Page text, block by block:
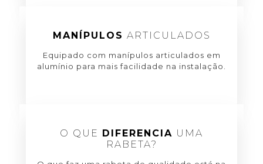
MANÍPULOS ARTICULADOS
Equipado com manípulos articulados em
alumínio para mais facilidade na instalação.
O QUE DIFERENCIA UMA
RABETA?